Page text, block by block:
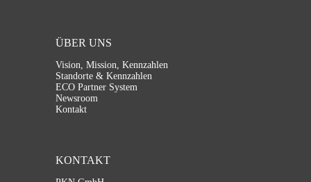
ÜBER UNS
Vision, Mission, Kennzahlen
Standorte & Kennzahlen
ECO Partner System
Newsroom
Kontakt
KONTAKT